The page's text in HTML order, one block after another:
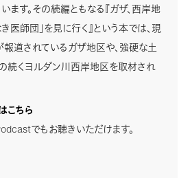
ます。その続編ともなる『ガザ、西岸地
医師団」を見に行く』という本では、現
道されているガザ地区や、強硬な土
続くヨルダン川西岸地区を取材され
こちら
でもお聴きいただけます。